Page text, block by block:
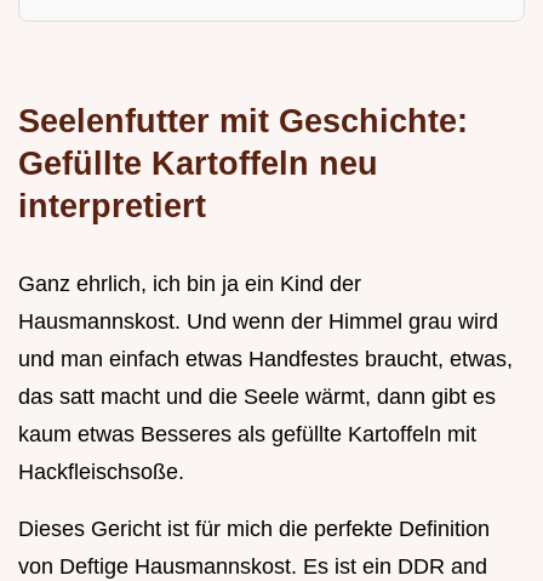
Seelenfutter mit Geschichte:
Gefüllte Kartoffeln neu
interpretiert
Ganz ehrlich, ich bin ja ein Kind der
Hausmannskost. Und wenn der Himmel grau wird
und man einfach etwas Handfestes braucht, etwas,
das satt macht und die Seele wärmt, dann gibt es
kaum etwas Besseres als gefüllte Kartoffeln mit
Hackfleischsoße.
Dieses Gericht ist für mich die perfekte Definition
von Deftige Hausmannskost. Es ist ein DDR and